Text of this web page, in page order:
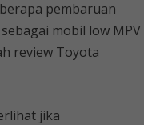
pembaruan
mobil low MPV
review Toyota
jika